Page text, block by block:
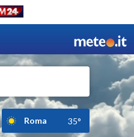
Roma 35°